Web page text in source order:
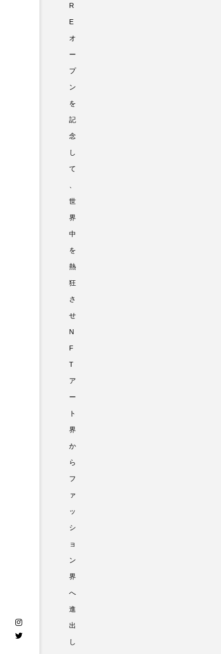
R
E
オ
ー
プ
ン
を
記
念
し
て
世
界
中
を
熱
狂
さ
せ
N
F
T
ア
ー
ト
界
か
ら
フ
ァ
ッ
シ
ョ
ン
界
へ
進
出
し